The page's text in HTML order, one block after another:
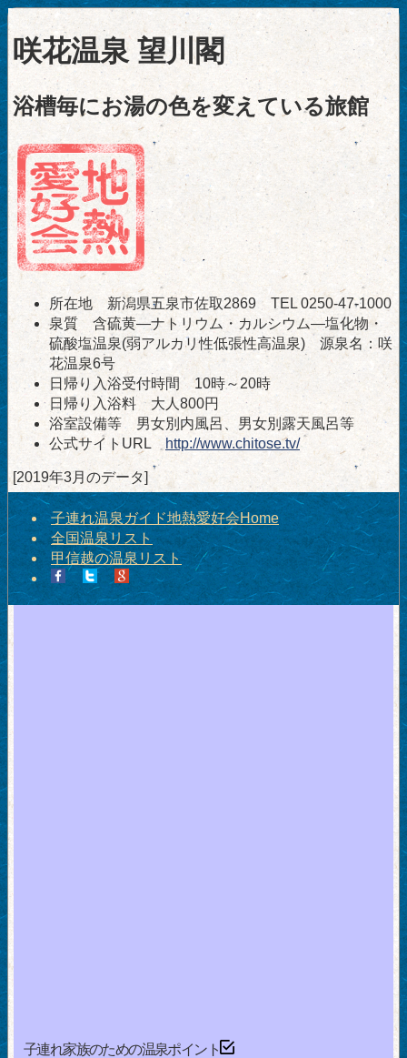
咲花温泉 望川閣
浴槽毎にお湯の色を変えている旅館
所在地 新潟県五泉市佐取2869 TEL 0250-47-1000
泉質 含硫黄―ナトリウム・カルシウム―塩化物・
硫酸塩温泉(弱アルカリ性低張性高温泉) 源泉名：咲
花温泉6号
日帰り入浴受付時間 10時～20時
日帰り入浴料 大人800円
浴室設備等 男女別内風呂、男女別露天風呂等
公式サイトURL http://www.chitose.tv/
[2019年3月のデータ]
子連れ温泉ガイド地熱愛好会Home
全国温泉リスト
甲信越の温泉リスト
子連れ家族のための温泉ポイント